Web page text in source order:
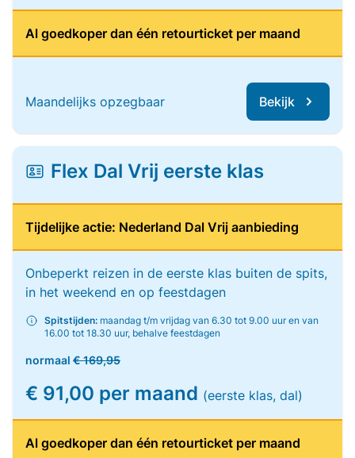
Al goedkoper dan één retourticket per maand
Maandelijks opzegbaar Bekijk
Flex Dal Vrij eerste klas
Tijdelijke actie: Nederland Dal Vrij aanbieding
Onbeperkt reizen in de eerste klas buiten de spits,
in het weekend en op feestdagen
Spitstijden: maandag t/m vrijdag van 6.30 tot 9.00 uur en van
16.00 tot 18.30 uur, behalve feestdagen
normaal € 169,95
€ 91,00 per maand (eerste klas, dal)
Al goedkoper dan één retourticket per maand